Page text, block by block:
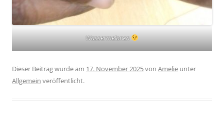
Wassermelonen
Dieser Beitrag wurde am 17. November 2025von Amelie unter
Allgemein veröffentlicht.